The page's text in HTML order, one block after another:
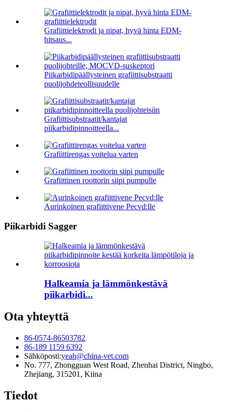
Grafiittielektrodi ja nipat, hyvä hinta EDM-
hitsaus...
Piikarbidipäällysteinen grafiittisubstraatti
puolijohdeteollisuudelle
Grafiittisubstraatit/kantajat
piikarbidipinnoitteella...
Grafiittirengas voitelua varten
Grafiittinen roottorin siipi pumpulle
Aurinkoinen grafiittivene Pecvd:lle
Piikarbidi Sagger
Halkeamia ja lämmönkestävä
piikarbidi...
Ota yhteyttä
86-0574-86503782
86-189 1159 6392
Sähköposti:yeah@china-vet.com
No. 777, Zhongguan West Road, Zhenhai District, Ningbo,
Zhejiang, 315201, Kiina
Tiedot